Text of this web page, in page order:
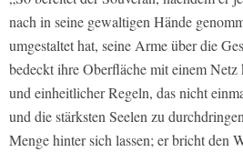
nach in seine gewaltigen Hände
umgestaltet hat, seine Arme über die
bedeckt ihre Oberfläche mit einem
und einheitlicher Regeln, das nicht
und die stärksten Seelen zu
Menge hinter sich lassen; er bricht den